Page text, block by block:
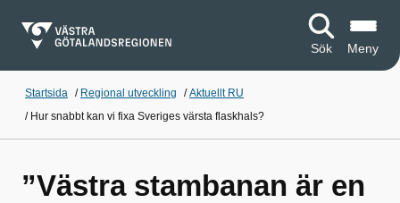
Sök Meny
Startsida / Regional utveckling /Aktuellt RU
/ Hur snabbt kan vi fixa Sveriges värsta flaskhals?
”Västra stambanan är en